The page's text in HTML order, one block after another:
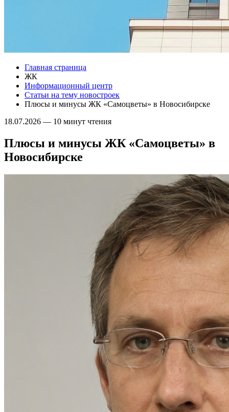
Главная страница
ЖК
Информационный центр
Статьи на тему новостроек
Плюсы и минусы ЖК «Самоцветы» в Новосибирске
18.07.2026 — 10 минут чтения
Плюсы и минусы ЖК «Самоцветы» в
Новосибирске